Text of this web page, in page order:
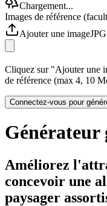
Chargement...
Images de référence
Ajouter une image
Cliquez sur "Ajouter une
de référence (max 4, 10
Connectez-vous pour
Améliorez
concevoir une
paysager